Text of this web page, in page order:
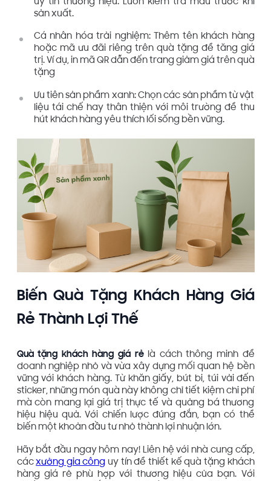
uy tín thương hiệu. Luôn kiểm tra mẫu trước khi
sản xuất.
Cá nhân hóa trải nghiệm: Thêm tên khách hàng
hoặc mã ưu đãi riêng trên quà tặng để tăng giá
trị. Ví dụ, in mã QR dẫn đến trang giảm giá trên quà
tặng
Ưu tiên sản phẩm xanh: Chọn các sản phẩm từ vật
liệu tái chế hay thân thiện với môi trường để thu
hút khách hàng yêu thích lối sống bền vững.
Biến Quà Tặng Khách Hàng Giá
Rẻ Thành Lợi Thế
Quà tặng khách hàng giá rẻlà cách thông minh để
doanh nghiệp nhỏ và vừa xây dựng mối quan hệ bền
vững với khách hàng. Từ khăn giấy, bút bi, túi vải đến
sticker, những món quà này không chỉ tiết kiệm chi phí
mà còn mang lại giá trị thực tế và quảng bá thương
hiệu hiệu quả. Với chiến lược đúng đắn, bạn có thể
biến một khoản đầu tư nhỏ thành lợi nhuận lớn.
Hãy bắt đầu ngay hôm nay! Liên hệ với nhà cung cấp,
cácxưởng gia công uy tín để thiết kế quà tặng khách
hàng giá rẻ phù hợp với thương hiệu của bạn. Với